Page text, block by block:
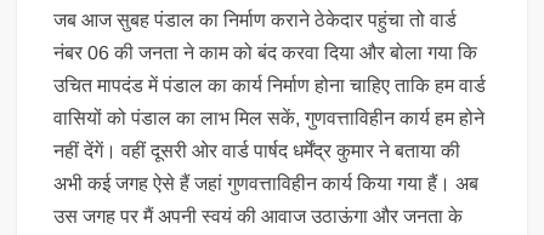
जब आज सुबह पंडाल का निर्माण कराने ठेकेदार पहुंचा तो वार्ड
नंबर 06 की जनता ने काम को बंद करवा दिया और बोला गया कि
उचित मापदंड में पंडाल का कार्य निर्माण होना चाहिए ताकि हम वार्ड
वासियों को पंडाल का लाभ मिल सकें, गुणवत्ताविहीन कार्य हम होने
नहीं देंगें। वहीं दूसरी ओर वार्ड पार्षद धर्मेंद्र कुमार ने बताया की
अभी कई जगह ऐसे हैं जहां गुणवत्ताविहीन कार्य किया गया हैं। अब
उस जगह पर मैं अपनी स्वयं की आवाज उठाऊंगा और जनता के